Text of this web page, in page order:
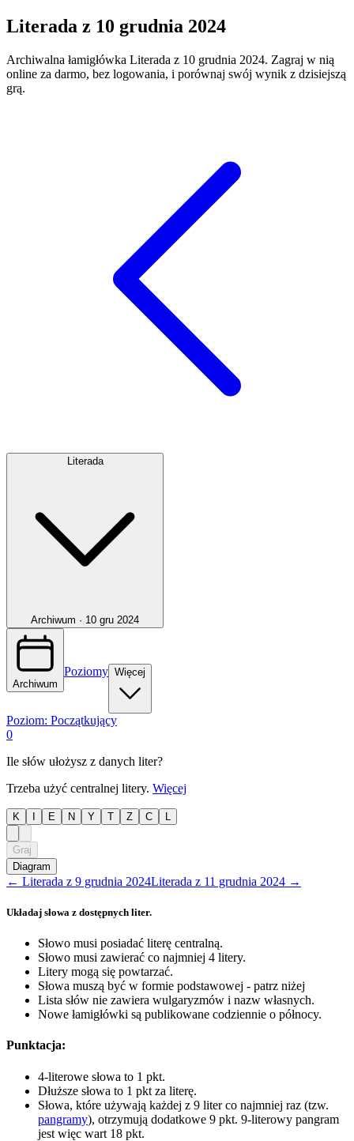
Literada z 10 grudnia 2024
Archiwalna łamigłówka Literada z 10 grudnia 2024. Zagraj w nią
online za darmo, bez logowania, i porównaj swój wynik z dzisiejszą
grą.
Literada
Archiwum · 10 gru 2024
Archiwum
Poziomy Więcej
Poziom: Początkujący
0
Ile słów ułożysz z danych liter?
Trzeba użyć centralnej litery. Więcej
K E N Y T Z C
Graj
Diagram
← Literada z 9 grudnia 2024Literada z 11 grudnia 2024 →
Układaj słowa z dostępnych liter.
Słowo musi posiadać literę centralną.
Słowo musi zawierać co najmniej 4 litery.
Litery mogą się powtarzać.
Słowa muszą być w formie podstawowej - patrz niżej
Lista słów nie zawiera wulgaryzmów i nazw własnych.
Nowe łamigłówki są publikowane codziennie o północy.
Punktacja:
4-literowe słowa to 1 pkt.
Dłuższe słowa to 1 pkt za literę.
Słowa, które używają każdej z 9 liter co najmniej raz (tzw.
pangramy), otrzymują dodatkowe 9 pkt. 9-literowy pangram
jest więc wart 18 pkt.